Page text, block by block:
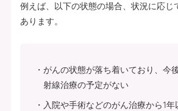
例えば、以下の状態の場合、状況に応じ
あります。
がんの状態が落ち着いており、今
射線治療の予定がない
入院や手術などのがん治療から1